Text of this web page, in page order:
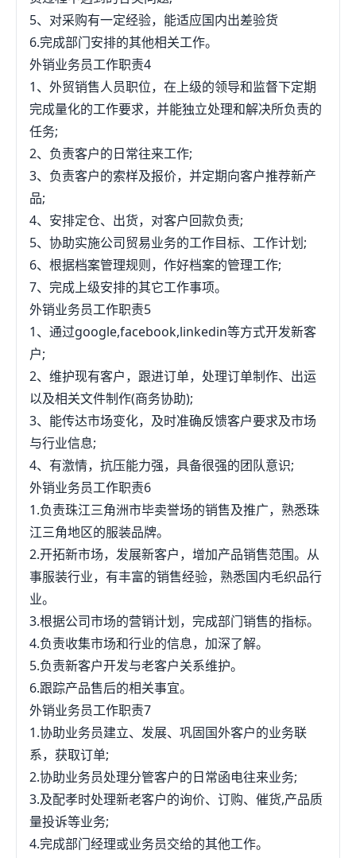
5、对采购有一定经验，能适应国内出差验货
6.完成部门安排的其他相关工作。
外销业务员工作职责4
1、外贸销售人员职位，在上级的领导和监督下定期
完成量化的工作要求，并能独立处理和解决所负责的
任务;
2、负责客户的日常往来工作;
3、负责客户的索样及报价，并定期向客户推荐新产
品;
4、安排定仓、出货，对客户回款负责;
5、协助实施公司贸易业务的工作目标、工作计划;
6、根据档案管理规则，作好档案的管理工作;
7、完成上级安排的其它工作事项。
外销业务员工作职责5
1、通过google,facebook,linkedin等方式开发新客
户;
2、维护现有客户，跟进订单，处理订单制作、出运
以及相关文件制作(商务协助);
3、能传达市场变化，及时准确反馈客户要求及市场
与行业信息;
4、有激情，抗压能力强，具备很强的团队意识;
外销业务员工作职责6
1.负责珠江三角洲市毕卖誉场的销售及推广，熟悉珠
江三角地区的服装品牌。
2.开拓新市场，发展新客户，增加产品销售范围。从
事服装行业，有丰富的销售经验，熟悉国内毛织品行
业。
3.根据公司市场的营销计划，完成部门销售的指标。
4.负责收集市场和行业的信息，加深了解。
5.负责新客户开发与老客户关系维护。
6.跟踪产品售后的相关事宜。
外销业务员工作职责7
1.协助业务员建立、发展、巩固国外客户的业务联
系，获取订单;
2.协助业务员处理分管客户的日常函电往来业务;
3.及配孝时处理新老客户的询价、订购、催货,产品质
量投诉等业务;
4.完成部门经理或业务员交给的其他工作。